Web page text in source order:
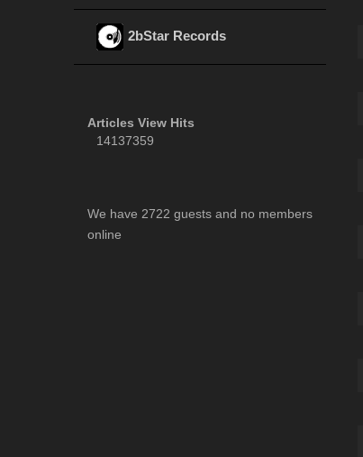
2bStar Records
Articles View Hits
14137359
We have 2722 guests and no members
online